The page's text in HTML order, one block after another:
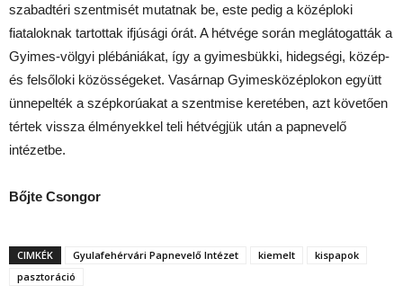
szabadtéri szentmisét mutatnak be, este pedig a középloki
fiataloknak tartottak ifjúsági órát. A hétvége során meglátogatták a
Gyimes-völgyi plébániákat, így a gyimesbükki, hidegségi, közép-
és felsőloki közösségeket. Vasárnap Gyimesközéplokon együtt
ünnepelték a szépkorúakat a szentmise keretében, azt követően
tértek vissza élményekkel teli hétvégjük után a papnevelő
intézetbe.
Bőjte Csongor
CIMKÉK Gyulafehérvári Papnevelő Intézet kiemelt
kispapok
pasztoráció